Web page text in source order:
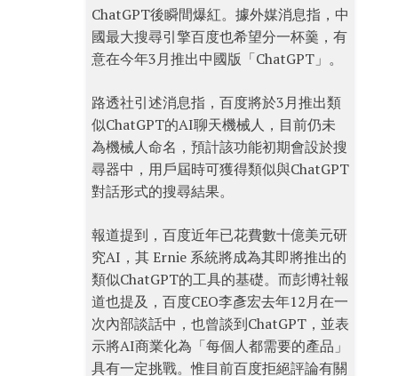
ChatGPT後瞬間爆紅。據外媒消息指，中
國最大搜尋引擎百度也希望分一杯羹，有
意在今年3月推出中國版「ChatGPT」。
路透社引述消息指，百度將於3月推出類
似ChatGPT的AI聊天機械人，目前仍未
為機械人命名，預計該功能初期會設於搜
尋器中，用戶屆時可獲得類似與ChatGPT
對話形式的搜尋結果。
報道提到，百度近年已花費數十億美元研
究AI，其 Ernie 系統將成為其即將推出的
類似ChatGPT的工具的基礎。而彭博社報
道也提及，百度CEO李彥宏去年12月在一
次內部談話中，也曾談到ChatGPT，並表
示將AI商業化為「每個人都需要的產品」
具有一定挑戰。惟目前百度拒絕評論有關